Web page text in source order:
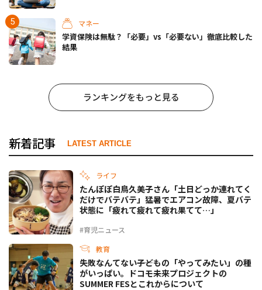
マネー
学資保険は無駄？「必要」vs「必要ない」徹底比較した
結果
ランキングをもっと見る
新着記事 LATEST ARTICLE
ライフ
#育児ニュース
たんぽぽ白鳥久美子さん「土日どっか連れてく
だけでバテバテ」猛暑でエアコン故障、夏バテ
状態に「疲れて疲れて疲れ果てて…」
教育
失敗なんてない――子どもの「やってみたい」の種
がいっぱい。ドコモ未来プロジェクトの
SUMMER FESとこれからについて